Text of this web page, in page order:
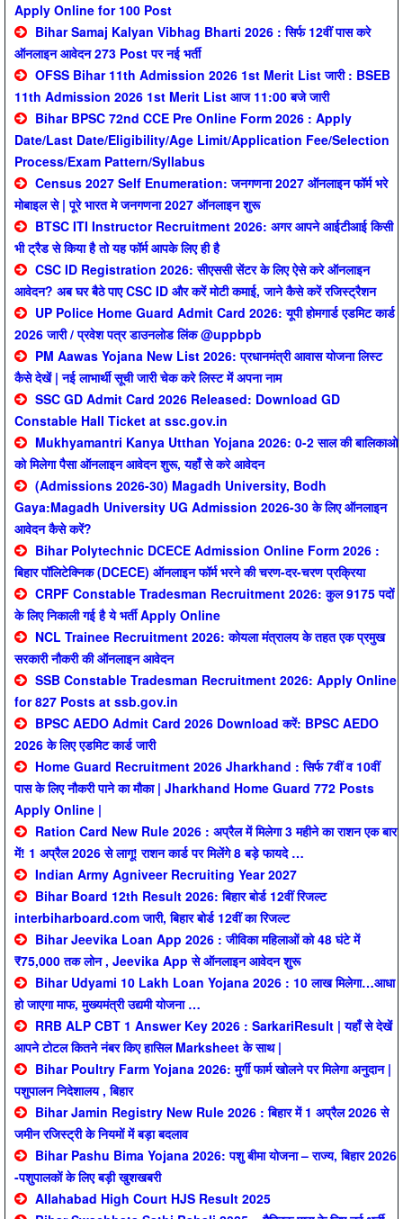
Apply Online for 100 Post
Bihar Samaj Kalyan Vibhag Bharti 2026 : सिर्फ 12वीं पास करे
ऑनलाइन आवेदन 273 Post पर नई भर्ती
OFSS Bihar 11th Admission 2026 1st Merit List जारी : BSEB
11th Admission 2026 1st Merit List आज 11:00 बजे जारी
Bihar BPSC 72nd CCE Pre Online Form 2026 : Apply
Date/Last Date/Eligibility/Age Limit/Application Fee/Selection
Process/Exam Pattern/Syllabus
Census 2027 Self Enumeration: जनगणना 2027 ऑनलाइन फॉर्म भरे
मोबाइल से | पूरे भारत मे जनगणना 2027 ऑनलाइन शुरू
BTSC ITI Instructor Recruitment 2026: अगर आपने आईटीआई किसी
भी ट्रैड से किया है तो यह फॉर्म आपके लिए ही है
CSC ID Registration 2026: सीएससी सेंटर के लिए ऐसे करे ऑनलाइन
आवेदन? अब घर बैठे पाए CSC ID और करें मोटी कमाई, जाने कैसे करें रजिस्ट्रैशन
UP Police Home Guard Admit Card 2026: यूपी होमगार्ड एडमिट कार्ड
2026 जारी / प्रवेश पत्र डाउनलोड लिंक @uppbpb
PM Aawas Yojana New List 2026: प्रधानमंत्री आवास योजना लिस्ट
कैसे देखें | नई लाभार्थी सूची जारी चेक करे लिस्ट में अपना नाम
SSC GD Admit Card 2026 Released: Download GD
Constable Hall Ticket at ssc.gov.in
Mukhyamantri Kanya Utthan Yojana 2026: 0-2 साल की बालिकाओ
को मिलेगा पैसा ऑनलाइन आवेदन शुरू, यहाँ से करे आवेदन
(Admissions 2026-30) Magadh University, Bodh
Gaya:Magadh University UG Admission 2026-30 के लिए ऑनलाइन
आवेदन कैसे करें?
Bihar Polytechnic DCECE Admission Online Form 2026 :
बिहार पॉलिटेक्निक (DCECE) ऑनलाइन फॉर्म भरने की चरण-दर-चरण प्रक्रिया
CRPF Constable Tradesman Recruitment 2026: कुल 9175 पदों
के लिए निकाली गई है ये भर्ती Apply Online
NCL Trainee Recruitment 2026: कोयला मंत्रालय के तहत एक प्रमुख
सरकारी नौकरी की ऑनलाइन आवेदन
SSB Constable Tradesman Recruitment 2026: Apply Online
for 827 Posts at ssb.gov.in
BPSC AEDO Admit Card 2026 Download करें: BPSC AEDO
2026 के लिए एडमिट कार्ड जारी
Home Guard Recruitment 2026 Jharkhand : सिर्फ 7वीं व 10वीं
पास के लिए नौकरी पाने का मौका | Jharkhand Home Guard 772 Posts
Apply Online |
Ration Card New Rule 2026 : अप्रैल में मिलेगा 3 महीने का राशन एक बार
में! 1 अप्रैल 2026 से लागू! राशन कार्ड पर मिलेंगे 8 बड़े फायदे …
Indian Army Agniveer Recruiting Year 2027
Bihar Board 12th Result 2026: बिहार बोर्ड 12वीं रिजल्ट
interbiharboard.com जारी, बिहार बोर्ड 12वीं का रिजल्ट
Bihar Jeevika Loan App 2026 : जीविका महिलाओं को 48 घंटे में
₹75,000 तक लोन , Jeevika App से ऑनलाइन आवेदन शुरू
Bihar Udyami 10 Lakh Loan Yojana 2026 : 10 लाख मिलेगा…आधा
हो जाएगा माफ, मुख्यमंत्री उद्यमी योजना …
RRB ALP CBT 1 Answer Key 2026 : SarkariResult | यहाँ से देखें
आपने टोटल कितने नंबर किए हासिल Marksheet के साथ |
Bihar Poultry Farm Yojana 2026: मुर्गी फार्म खोलने पर मिलेगा अनुदान |
पशुपालन निदेशालय , बिहार
Bihar Jamin Registry New Rule 2026 : बिहार में 1 अप्रैल 2026 से
जमीन रजिस्ट्री के नियमों में बड़ा बदलाव
Bihar Pashu Bima Yojana 2026: पशु बीमा योजना – राज्य, बिहार 2026
-पशुपालकों के लिए बड़ी खुशखबरी
Allahabad High Court HJS Result 2025